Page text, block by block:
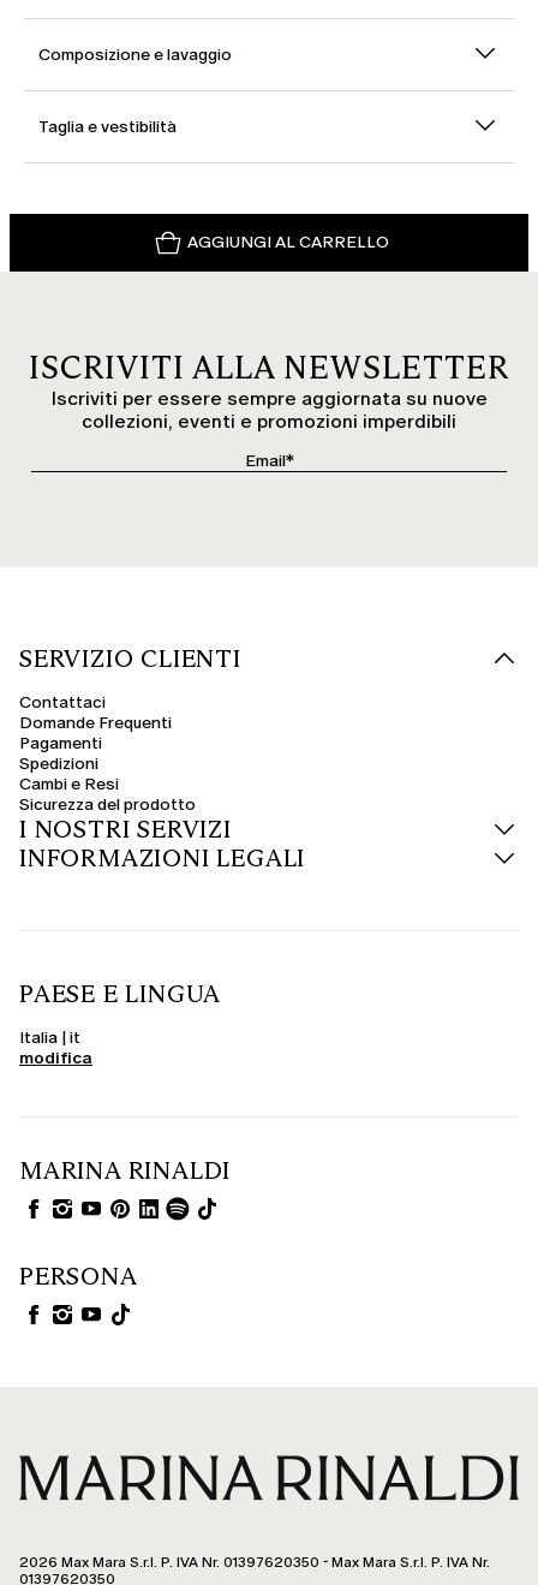
Composizione e lavaggio
Taglia e vestibilità
AGGIUNGI AL CARRELLO
ISCRIVITI ALLA NEWSLETTER
Iscriviti per essere sempre aggiornata su nuove
collezioni, eventi e promozioni imperdibili
SERVIZIO CLIENTI
Contattaci
Domande Frequenti
Pagamenti
Spedizioni
Cambi e Resi
Sicurezza del prodotto
I NOSTRI SERVIZI
INFORMAZIONI LEGALI
PAESE E LINGUA
Italia | it
modifica
MARINA RINALDI
PERSONA
2026 Max Mara S.r.l. P. IVA Nr. 01397620350 - Max Mara S.r.l. P. IVA Nr.
01397620350